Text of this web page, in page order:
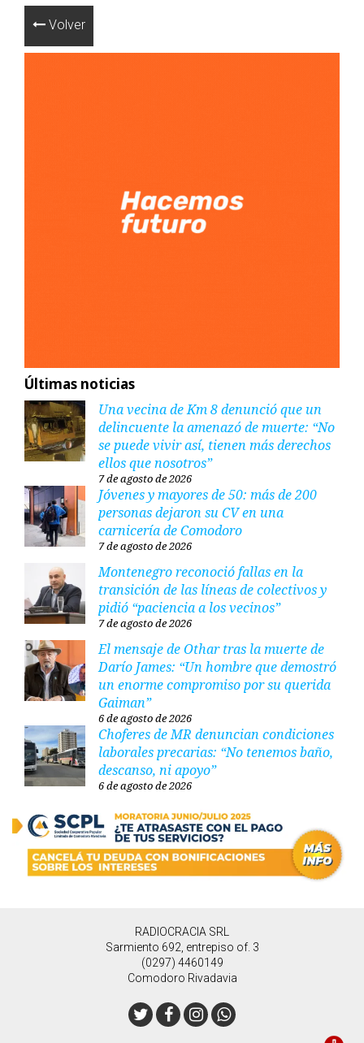
Volver
Últimas noticias
Una vecina de Km 8 denunció que un
delincuente la amenazó de muerte: “No
se puede vivir así, tienen más derechos
ellos que nosotros”
7 de agosto de 2026
Jóvenes y mayores de 50: más de 200
personas dejaron su CV en una
carnicería de Comodoro
7 de agosto de 2026
Montenegro reconoció fallas en la
transición de las líneas de colectivos y
pidió “paciencia a los vecinos”
7 de agosto de 2026
El mensaje de Othar tras la muerte de
Darío James: “Un hombre que demostró
un enorme compromiso por su querida
Gaiman”
6 de agosto de 2026
Choferes de MR denuncian condiciones
laborales precarias: “No tenemos baño,
descanso, ni apoyo”
6 de agosto de 2026
RADIOCRACIA SRL
Sarmiento 692, entrepiso of. 3
(0297) 4460149
Comodoro Rivadavia